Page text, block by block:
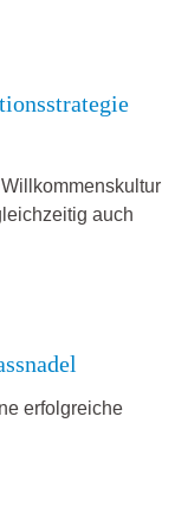
auch
erfolgreiche